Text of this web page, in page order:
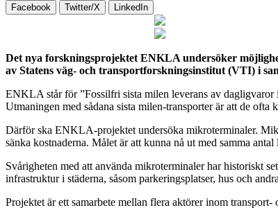
Facebook Twitter/X LinkedIn
Det nya forskningsprojektet ENKLA undersöker
av Statens väg- och transportforskningsinstitut (VTI) i
ENKLA står för ”Fossilfri sista milen leverans av dagligvaror
Utmaningen med sådana sista milen-transporter är att de
Därför ska ENKLA-projektet undersöka mikroterminaler.
sänka kostnaderna. Målet är att kunna nå ut med samma
Svårigheten med att använda mikroterminaler har historiskt
infrastruktur i städerna, såsom parkeringsplatser, hus och
Projektet är ett samarbete mellan flera aktörer inom